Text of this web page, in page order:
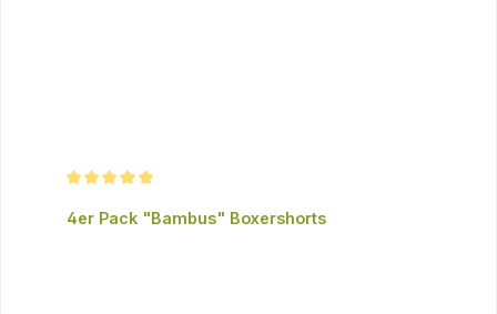
4er Pack "Bambus" Boxershorts